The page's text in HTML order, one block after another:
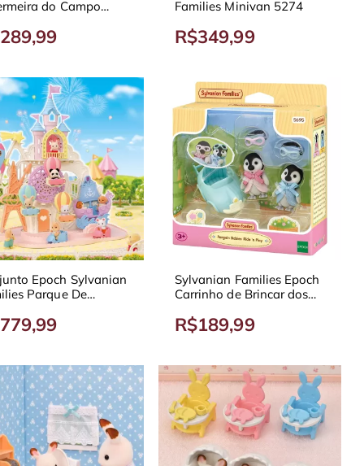
do Campo
Families Minivan 5274
R$349,99
Epoch Sylvanian
Parque De
Sylvanian Families Epoch
Carrinho de Brincar dos
R$189,99